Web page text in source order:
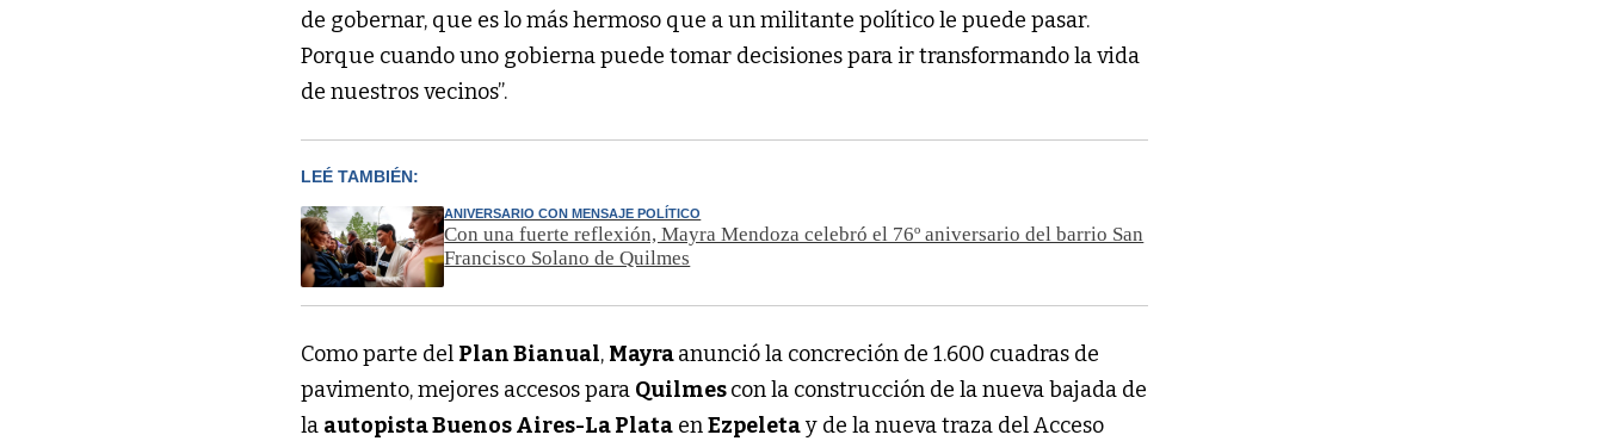
de gobernar, que es lo más hermoso que a un militante político le puede pasar.
Porque cuando uno gobierna puede tomar decisiones para ir transformando la vida
de nuestros vecinos”.
LEÉ TAMBIÉN:
ANIVERSARIO CON MENSAJE POLÍTICO
Con una fuerte reflexión, Mayra Mendoza celebró el 76º aniversario del barrio San
Francisco Solano de Quilmes
Como parte del Plan Bianual, Mayraanunció la concreción de 1.600 cuadras de
pavimento, mejores accesos para Quilmescon la construcción de la nueva bajada de
la autopista Buenos Aires-La Plata enEzpeletay de la nueva traza del Acceso